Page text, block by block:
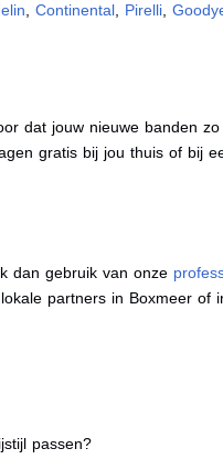
, Continental, Pirelli,
dat jouw nieuwe banden
gratis bij jou thuis of bij
dan gebruik van onze
partners in Boxmeer
passen?